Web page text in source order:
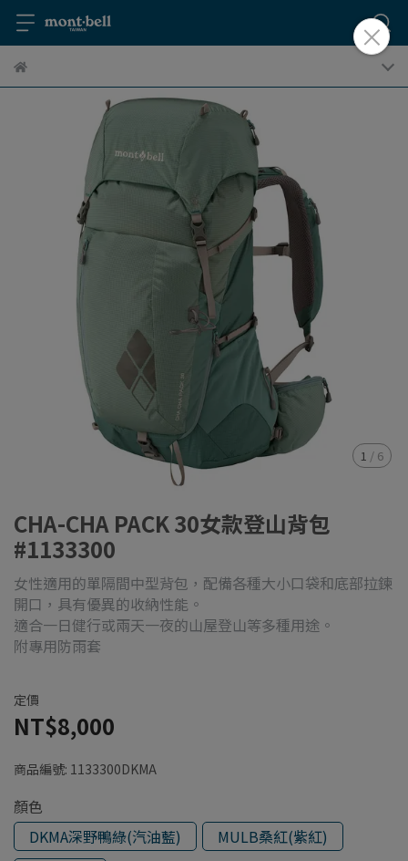
1 / 6
CHA-CHA PACK 30女款登山背包
#1133300
女性適用的單隔間中型背包，配備各種大小口袋和底部拉鍊
開口，具有優異的收納性能。
適合一日健行或兩天一夜的山屋登山等多種用途。
附專用防雨套
定價
NT$8,000
商品編號: 1133300DKMA
顏色
DKMA深野鴨綠(汽油藍)
MULB桑紅(紫紅)